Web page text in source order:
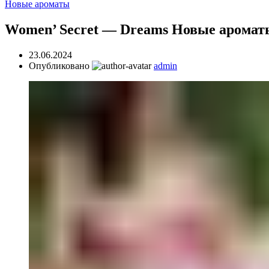
Новые ароматы
Women’ Secret — Dreams Новые
23.06.2024
Опубликовано
admin